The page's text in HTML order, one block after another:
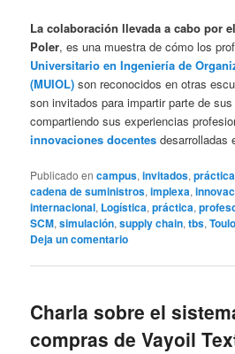
La colaboración llevada a cabo por
Poler, es una muestra de cómo los
Universitario en Ingeniería de
(MUIOL) son reconocidos en otras
son invitados para impartir parte de
compartiendo sus experiencias
innovaciones docentes desarrolladas
Publicado en campus,invitados,
cadena de suministros,implexa,
internacional, Logística,práctica,
SCM,simulación,supply chain,tbs,
Deja un comentario
Charla sobre el
compras de Vayoil